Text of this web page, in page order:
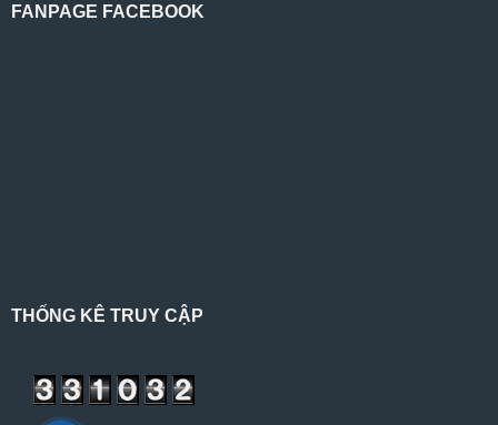
FANPAGE FACEBOOK
THỐNG KÊ TRUY CẬP